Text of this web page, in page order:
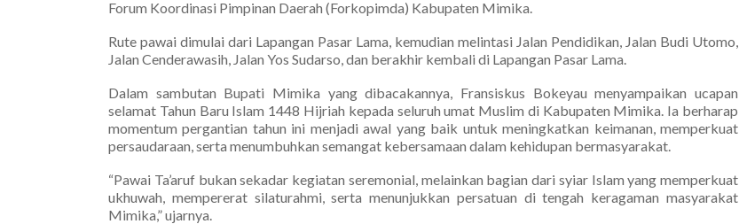
Forum Koordinasi Pimpinan Daerah (Forkopimda) Kabupaten Mimika.
Rute pawai dimulai dari Lapangan Pasar Lama, kemudian melintasi Jalan Pendidikan, Jalan Budi Utomo,
Jalan Cenderawasih, Jalan Yos Sudarso, dan berakhir kembali di Lapangan Pasar Lama.
Dalam sambutan Bupati Mimika yang dibacakannya, Fransiskus Bokeyau menyampaikan ucapan
selamat Tahun Baru Islam 1448 Hijriah kepada seluruh umat Muslim di Kabupaten Mimika. Ia berharap
momentum pergantian tahun ini menjadi awal yang baik untuk meningkatkan keimanan, memperkuat
persaudaraan, serta menumbuhkan semangat kebersamaan dalam kehidupan bermasyarakat.
“Pawai Ta’aruf bukan sekadar kegiatan seremonial, melainkan bagian dari syiar Islam yang memperkuat
ukhuwah, mempererat silaturahmi, serta menunjukkan persatuan di tengah keragaman masyarakat
Mimika,” ujarnya.